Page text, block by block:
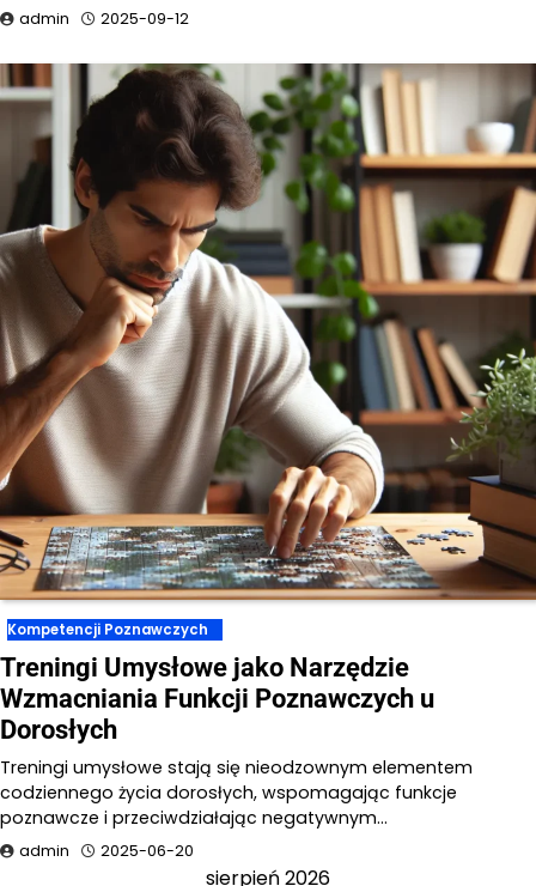
admin 2025-09-12
Kompetencji Poznawczych
Treningi Umysłowe jako Narzędzie
Wzmacniania Funkcji Poznawczych u
Dorosłych
Treningi umysłowe stają się nieodzownym elementem
codziennego życia dorosłych, wspomagając funkcje
poznawcze i przeciwdziałając negatywnym…
admin 2025-06-20
sierpień 2026